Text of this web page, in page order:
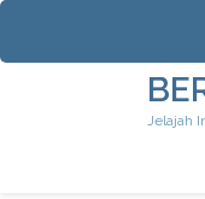
Lompat
konten
Jelajah